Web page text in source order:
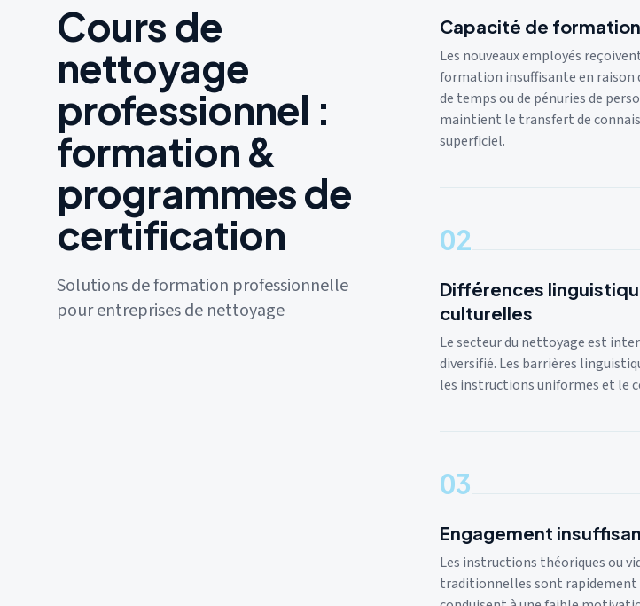
Cours de
nettoyage
professionnel :
formation &
programmes de
certification
Solutions de formation professionnelle
pour entreprises de nettoyage
Capacité de
Les nouveaux employés
formation insuffisante en raison
de temps ou de pénuries de
maintient le transfert de
superficiel.
02
Différences
culturelles
Le secteur du nettoyage est
diversifié. Les barrières
les instructions uniformes et le
03
Engagement
Les instructions théoriques ou
traditionnelles sont rapidement